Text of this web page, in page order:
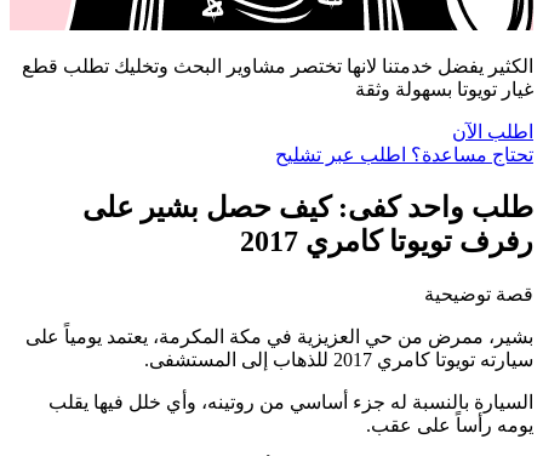
الكثير يفضل خدمتنا لانها تختصر مشاوير البحث وتخليك تطلب قطع
غيار تويوتا بسهولة وثقة
اطلب الآن
تحتاج مساعدة؟ اطلب عبر تشليح
طلب واحد كفى: كيف حصل بشير على
رفرف تويوتا كامري 2017
قصة توضيحية
بشير، ممرض من حي العزيزية في مكة المكرمة، يعتمد يومياً على
سيارته تويوتا كامري 2017 للذهاب إلى المستشفى.
السيارة بالنسبة له جزء أساسي من روتينه، وأي خلل فيها يقلب
يومه رأساً على عقب.